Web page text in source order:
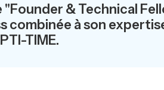
& Technical
à son
TIME.